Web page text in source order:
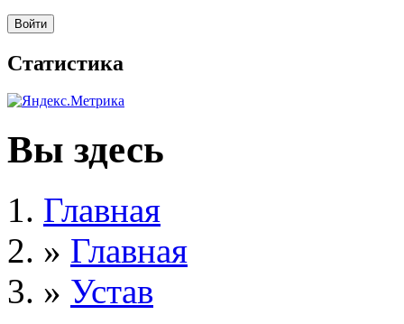
Статистика
Вы здесь
Главная
» Главная
» Устав